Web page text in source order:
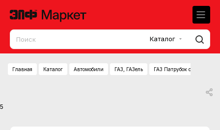
Каталог
Главная Каталог Автомобили ГАЗ, ГАЗель ГАЗ Патрубок отводящий
5